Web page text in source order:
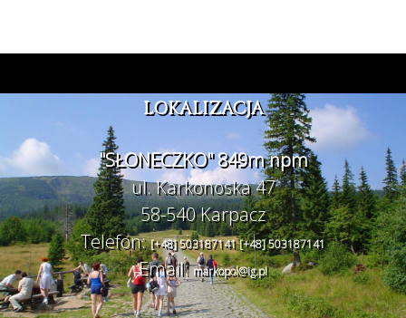
LOKALIZACJA
"SŁONECZKO" 849m npm
ul. Karkonoska 47
58-540 Karpacz
Telefon:[+48] 503187141[+48] 503187141
Email:markopol@ig.pl